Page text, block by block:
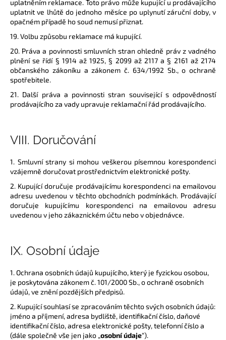
uplatněním reklamace. Toto právo může kupující u prodávajícího
uplatnit ve lhůtě do jednoho měsíce po uplynutí záruční doby, v
opačném případě ho soud nemusí přiznat.
19. Volbu způsobu reklamace má kupující.
20. Práva a povinnosti smluvních stran ohledně práv z vadného
plnění se řídí § 1914 až 1925, § 2099 až 2117 a § 2161 až 2174
občanského zákoníku a zákonem č. 634/1992 Sb., o ochraně
spotřebitele.
21. Další práva a povinnosti stran související s odpovědností
prodávajícího za vady upravuje reklamační řád prodávajícího.
VIII. Doručování
1. Smluvní strany si mohou veškerou písemnou korespondenci
vzájemně doručovat prostřednictvím elektronické pošty.
2. Kupující doručuje prodávajícímu korespondenci na emailovou
adresu uvedenou v těchto obchodních podmínkách. Prodávající
doručuje kupujícímu korespondenci na emailovou adresu
uvedenou v jeho zákaznickém účtu nebo v objednávce.
IX. Osobní údaje
1. Ochrana osobních údajů kupujícího, který je fyzickou osobou,
je poskytována zákonem č. 101/2000 Sb., o ochraně osobních
údajů, ve znění pozdějších předpisů.
2. Kupující souhlasí se zpracováním těchto svých osobních údajů:
jméno a příjmení, adresa bydliště, identifikační číslo, daňové
identifikační číslo, adresa elektronické pošty, telefonní číslo a
(dále společně vše jen jako „osobní údaje“).